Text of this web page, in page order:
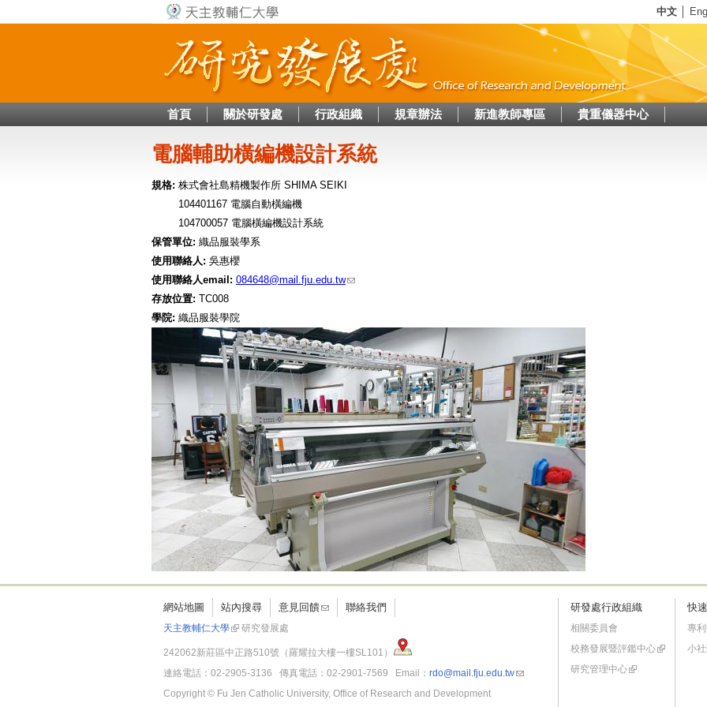
中文
首頁 關於研發處 行政組織 規章辦法 新進教師專區 貴重儀器中心
電腦輔助橫編機設計系統
規格: 株式會社島精機製作所 SHIMA SEIKI
104401167 電腦自動橫編機
104700057 電腦橫編機設計系統
保管單位: 織品服裝學系
使用聯絡人: 吳惠櫻
使用聯絡人email: 084648@mail.fju.edu.tw
存放位置: TC008
學院: 織品服裝學院
網站地圖 站內搜尋 意見回饋 聯絡我們
天主教輔仁大學 研究發展處
242062新莊區中正路510號（羅耀拉大樓一樓SL101）
連絡電話：02-2905-3136 傳真電話：02-2901-7569 Email： rdo@mail.fju.edu.tw
Copyright © Fu Jen Catholic University, Office of Research and Development
研發處行政組織
相關委員會
校務發展暨評鑑中心
研究管理中心
快
專
小